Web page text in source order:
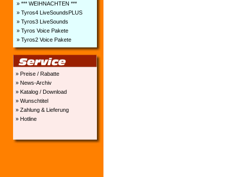
» *** WEIHNACHTEN ***
» Tyros4 LiveSoundsPLUS
» Tyros3 LiveSounds
» Tyros Voice Pakete
» Tyros2 Voice Pakete
» Preise / Rabatte
» News-Archiv
» Katalog / Download
» Wunschtitel
» Zahlung & Lieferung
» Hotline